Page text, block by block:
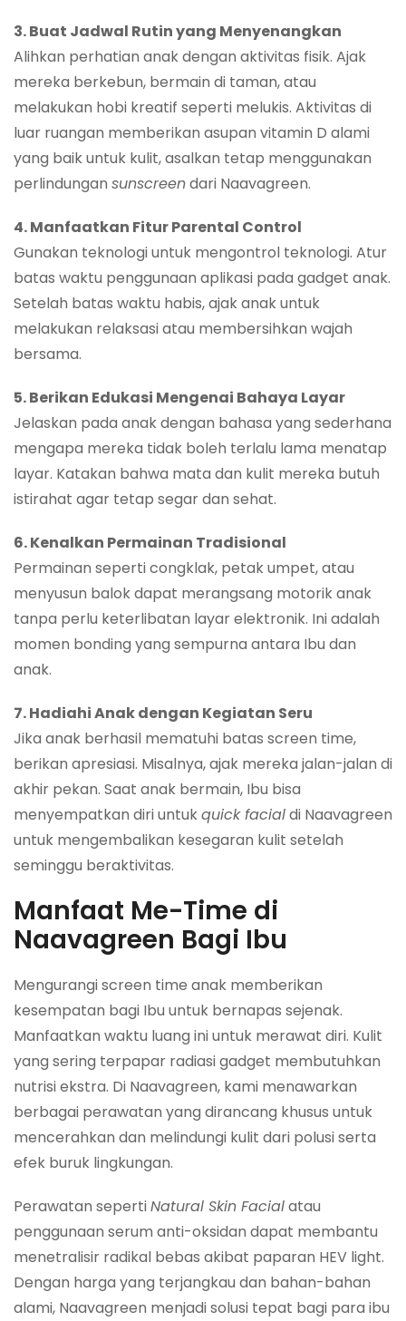
3. Buat Jadwal Rutin yang Menyenangkan
Alihkan perhatian anak dengan aktivitas fisik. Ajak
mereka berkebun, bermain di taman, atau
melakukan hobi kreatif seperti melukis. Aktivitas di
luar ruangan memberikan asupan vitamin D alami
yang baik untuk kulit, asalkan tetap menggunakan
perlindungan sunscreendari Naavagreen.
4. Manfaatkan Fitur Parental Control
Gunakan teknologi untuk mengontrol teknologi. Atur
batas waktu penggunaan aplikasi pada gadget anak.
Setelah batas waktu habis, ajak anak untuk
melakukan relaksasi atau membersihkan wajah
bersama.
5. Berikan Edukasi Mengenai Bahaya Layar
Jelaskan pada anak dengan bahasa yang sederhana
mengapa mereka tidak boleh terlalu lama menatap
layar. Katakan bahwa mata dan kulit mereka butuh
istirahat agar tetap segar dan sehat.
6. Kenalkan Permainan Tradisional
Permainan seperti congklak, petak umpet, atau
menyusun balok dapat merangsang motorik anak
tanpa perlu keterlibatan layar elektronik. Ini adalah
momen bonding yang sempurna antara Ibu dan
anak.
7. Hadiahi Anak dengan Kegiatan Seru
Jika anak berhasil mematuhi batas screen time,
berikan apresiasi. Misalnya, ajak mereka jalan-jalan di
akhir pekan. Saat anak bermain, Ibu bisa
menyempatkan diri untukquick facialdi Naavagreen
untuk mengembalikan kesegaran kulit setelah
seminggu beraktivitas.
Manfaat Me-Time di
Naavagreen Bagi Ibu
Mengurangi screen time anak memberikan
kesempatan bagi Ibu untuk bernapas sejenak.
Manfaatkan waktu luang ini untuk merawat diri. Kulit
yang sering terpapar radiasi gadget membutuhkan
nutrisi ekstra. Di Naavagreen, kami menawarkan
berbagai perawatan yang dirancang khusus untuk
mencerahkan dan melindungi kulit dari polusi serta
efek buruk lingkungan.
Perawatan sepertiNatural Skin Facialatau
penggunaan serum anti-oksidan dapat membantu
menetralisir radikal bebas akibat paparan HEV light.
Dengan harga yang terjangkau dan bahan-bahan
alami, Naavagreen menjadi solusi tepat bagi para ibu